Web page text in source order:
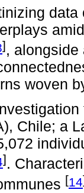
data
], alongside
woven
Chile; a
].
[14